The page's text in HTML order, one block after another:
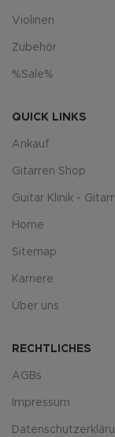
Violinen
Zubehör
%Sale%
QUICK LINKS
Ankauf
Gitarren Shop
Guitar Klinik -
Home
Sitemap
Karriere
Über uns
RECHTLICHES
AGBs
Impressum